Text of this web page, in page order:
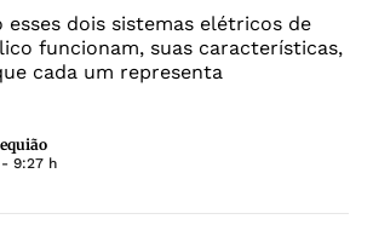
esses dois sistemas elétricos de
funcionam, suas características,
cada um representa
9:27 h